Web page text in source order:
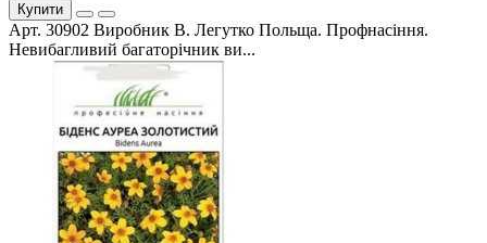
Купити
Арт. 30902 Виробник В. Легутко Польща. Профнасіння.
Невибагливий багаторічник ви...